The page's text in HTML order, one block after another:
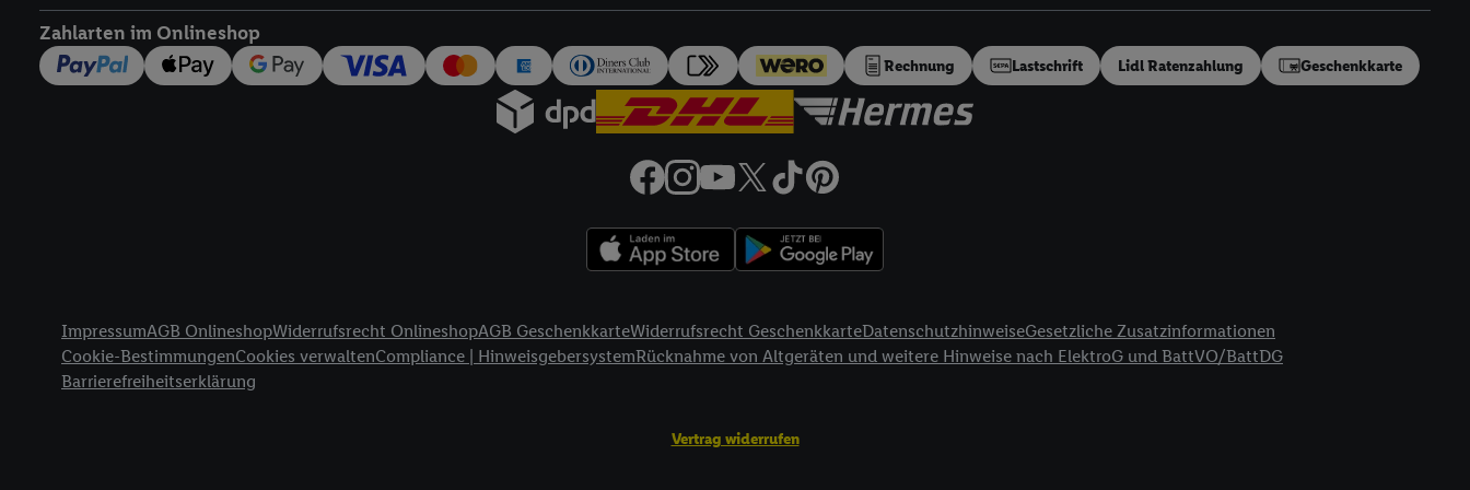
Zahlarten im Onlineshop
Rechnung Lastschrift Lidl Ratenzahlung Geschenkkarte
ImpressumAGB OnlineshopWiderrufsrecht OnlineshopAGB GeschenkkarteWiderrufsrecht GeschenkkarteDatenschutzhinweiseGesetzliche Zusatzinformationen
Cookie-BestimmungenCookies verwaltenCompliance | HinweisgebersystemRücknahme von Altgeräten und weitere Hinweise nach ElektroG und BattVO/BattDG
Barrierefreiheitserklärung
Vertrag widerrufen
widerrufen - jederzeit auch überdas Datenschutzportal von Utiq („consenthub“)oder über „Anpassen“/„Nutzung der
die Lidl-Dienste) widerrufen. Weitere Informationen finden Sie in denDatenschutzbestimmungen von Utiq.
Durch einen Klick auf „Ablehnen“ können Sie nur den Einsatz notwendiger Techniken zulassen. Durch einen Klick auf
„Zustimmen“ stimmen Sie allen Verarbeitungen zu sämtlichen vorgenannten Zwecken unter Einbindung sämtlicher
jederzeit mit Wirkung für die Zukunft zu widerrufen, finden Sie in unserenDatenschutzbestimmungen
Unter „Anpassen“ können Sie einzelne Verwendungszwecke oder Partner zulassen; das gilt auch für die
Gewährleistung der Sicherheit, Verhinderung und Aufdeckung von Betrug und Fehlerbehebung, Bereitstellung und
Verknüpfung verschiedener Endgeräte, Identifikation von Geräten anhand automatisch übermittelter Informationen,
Messung des Erfolgs von Werbekampagnen durch TTD und Nutzung der Telekommunikations-basierten Utiq-
Zugriff auf Informationen auf einem Endgerät. Entwicklung und Verbesserung der Angebote. Analyse von